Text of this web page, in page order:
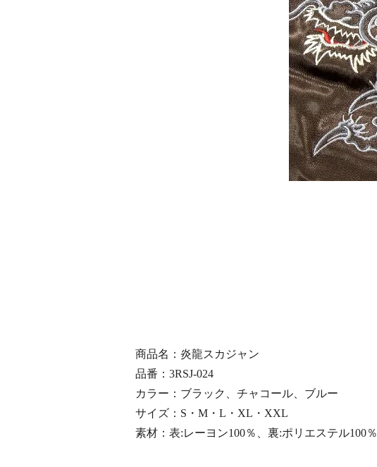
商品名：炎龍スカジャン
品番：3RSJ-024
カラー：ブラック、チャコール、ブルー
サイズ：S・M・L・XL・XXL
素材：表:レーヨン100％、裏:ポリエステル100％